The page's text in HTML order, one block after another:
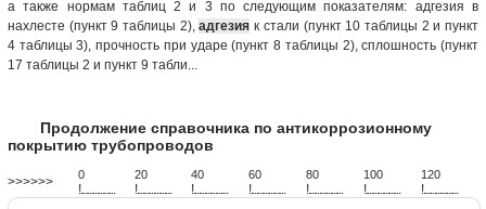
а также нормам таблиц 2 и 3 по следующим показателям: адгезия в
нахлесте (пункт 9 таблицы 2),адгезия к стали (пункт 10 таблицы 2 и пункт
4 таблицы 3), прочность при ударе (пункт 8 таблицы 2), сплошность (пункт
17 таблицы 2 и пункт 9 табли...
Продолжение справочника по антикоррозионному
покрытию трубопроводов
>>>>>> 0
!...................
20
!...................
40
!...................
60
!...................
80
!...................
100
!...................
120
!...................